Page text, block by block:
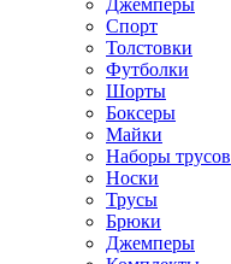
Спорт
Толстовки
Футболки
Шорты
Боксеры
Майки
Наборы трусов
Носки
Трусы
Брюки
Джемперы